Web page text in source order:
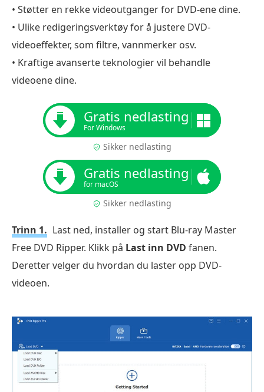
• Støtter en rekke videoutganger for DVD-ene dine.
• Ulike redigeringsverktøy for å justere DVD-
videoeffekter, som filtre, vannmerker osv.
• Kraftige avanserte teknologier vil behandle
videoene dine.
Gratis nedlasting
For Windows
Sikker nedlasting
Gratis nedlasting
for macOS
Sikker nedlasting
Trinn 1. Last ned, installer og start Blu-ray Master
Free DVD Ripper. Klikk på Last inn DVD fanen.
Deretter velger du hvordan du laster opp DVD-
videoen.